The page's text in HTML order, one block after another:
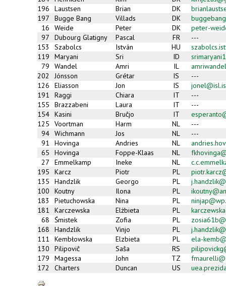
196
Laustsen Brian DK
197
Bugge Bang Villads DK
16
Weide Peter DK
peter-
97
Dubourg Glatigny Pascal FR
---
153
Szabolcs István HU
119
Maryani Sri ID
79
Wandel Amri IL
202
Jónsson Grétar IS
---
126
Eliasson Jon IS
jonel@isl.is
191
Raggi Chiara IT
---
155
Brazzabeni Laura IT
---
154 Kasini Bruĉjo IT
125
Voortman Harm NL
---
94 Wichmann Jos NL
---
91
Hovinga Andries NL
65
Hovinga Foppe-Klaas NL
27
Emmelkamp Ineke NL
195
Karcz Piotr PL
135
Handzlik Georgo PL
100
Koutny Ilona PL
183
Pietuchowska Nina PL
181
Karczewska Elżbieta PL
68
Śmistek Zofia PL
168
Handzlik Vinjo PL
111
Kembłowska Elzbieta PL
ela-
130
Pilipoviĉ Saŝa RS
179
Magessa John TZ
172
Charters Duncan US